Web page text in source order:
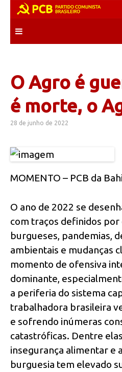
content
O Agro é
é morte, o
28 de junho de 2022
MOMENTO – PCB da
O ano de 2022 se
com traços definidos
burgueses, pandemias,
ambientais e mudanças
momento de ofensiva
dominante,
a periferia do sistema
trabalhadora brasileira
e sofrendo inúmeras
catastróficas. Dentre
insegurança alimentar e
burguesia tem elevado